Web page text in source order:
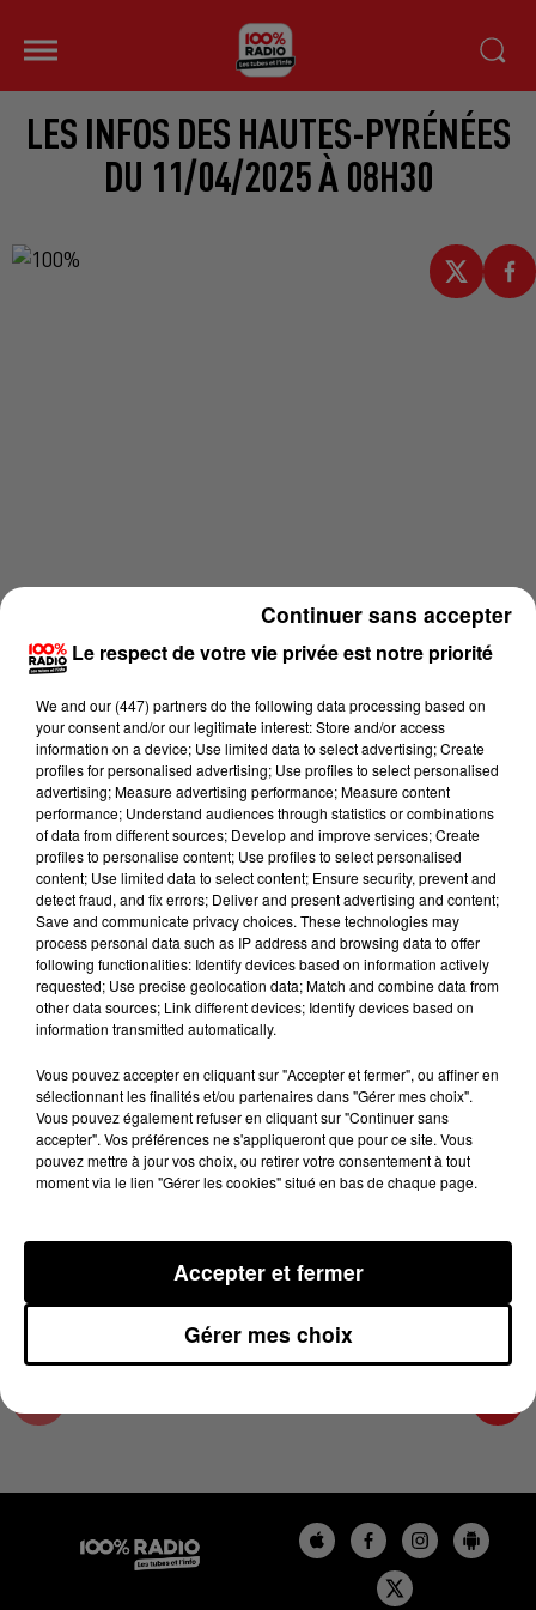
LES INFOS DES HAUTES-PYRÉNÉES
DU 11/04/2025 À 08H30
Lecture (4 min 25 sec)
100%
100% Radio les infos des Hautes-Pyrénées
11 avril 2025 - 4 min 25 sec
LES INFOS DES HAUTES-PYRÉNÉES DU
11/04/2025 À 08H30
Podcasts infos des Hautes-Pyrénées
Le respect de votre vie privée est notre priorité
We and our (447) partnersdo the following data processing based on
your consent and/or our legitimate interest: Store and/or access
information on a device; Use limited data to select advertising; Create
profiles for personalised advertising; Use profiles to select personalised
advertising; Measure advertising performance; Measure content
performance; Understand audiences through statistics or combinations
of data from different sources; Develop and improve services; Create
profiles to personalise content; Use profiles to select personalised
content; Use limited data to select content; Ensure security, prevent and
detect fraud, and fix errors; Deliver and present advertising and content;
Save and communicate privacy choices. These technologies may
process personal data such as IP address and browsing data to offer
following functionalities: Identify devices based on information actively
requested; Use precise geolocation data; Match and combine data from
other data sources; Link different devices; Identify devices based on
information transmitted automatically.
Vous pouvez accepter en cliquant sur "Accepter et fermer", ou affiner en
sélectionnant les finalités et/ou partenaires dans "Gérer mes choix".
Vous pouvez également refuser en cliquant sur "Continuer sans
accepter". Vos préférences ne s'appliqueront que pour ce site. Vous
pouvez mettre à jour vos choix, ou retirer votre consentement à tout
moment via le lien "Gérer les cookies" situé en bas de chaque page.
Gérer mes choix
Accepter et fermer
Continuer sans accepter